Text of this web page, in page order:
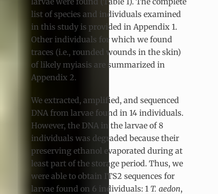
list of species and individuals examined
in this study is provided in Appendix 1.
Other individuals for which we found
traces (i.e., rounded wounds in the skin)
of likely myiasis are summarized in
Appendix 2.
We extracted, amplified, and sequenced
DNA from larvae found in 14 individuals.
However, the DNA in the larvae of 8
individuals was degraded because their
preserving ethanol evaporated during at
least part of the storage period. Thus, we
were able to obtain ITS2 sequences for
larvae found on 6 individuals: 1 T. aedon,